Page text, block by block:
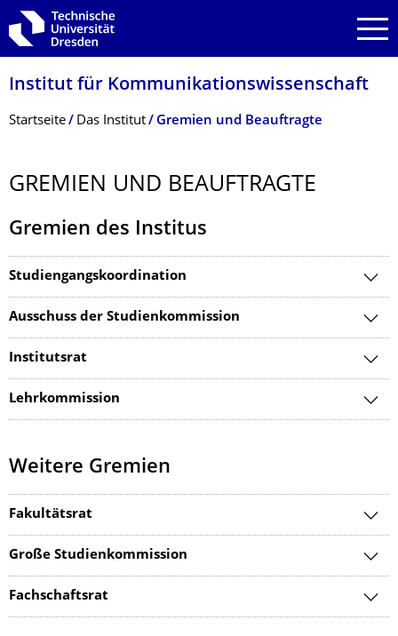
Zur Hauptnavigation springen
Zur Suche springen
Zum Inhalt springen
Institut für Kommunikationswis­senschaft
Breadcrumb-Menü
Startseite Das Institut Gremien und Beauftragte
GREMIEN UND BEAUFTRAGTE
Gremien des Institus
Studiengangskoordination
Ausschuss der Studienkommission
Institutsrat
Lehrkommission
Weitere Gremien
Fakultätsrat
Große Studienkommission
Fachschaftsrat